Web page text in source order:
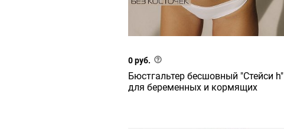
0 руб.
Бюстгальтер бесшовный "Стейси h"
для беременных и кормящих